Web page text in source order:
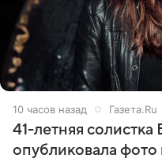
10 часов назад Газета.Ru
41-летняя
опубликовала фото